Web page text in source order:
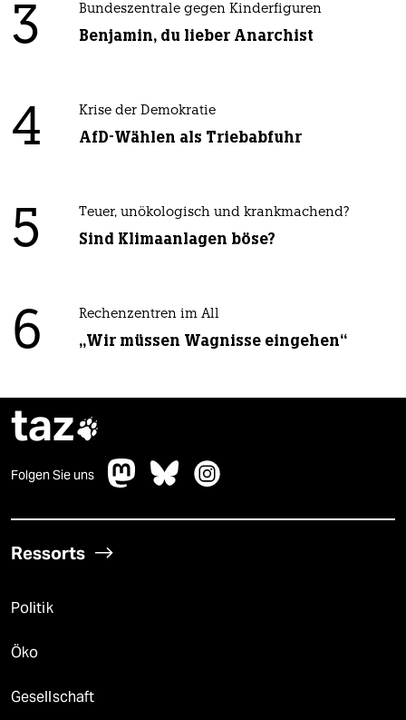
3 Bundeszentrale gegen Kinderfiguren
Benjamin, du lieber Anarchist
4 Krise der Demokratie
AfD-Wählen als Triebabfuhr
5 Teuer, unökologisch und krankmachend?
Sind Klimaanlagen böse?
6 Rechenzentren im All
„Wir müssen Wagnisse eingehen“
taz
Folgen Sie uns
Ressorts
Politik
Öko
Gesellschaft